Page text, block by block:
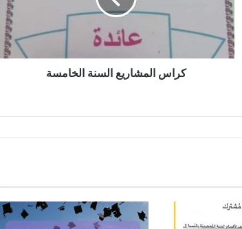
كراس المشاريع السنة الخامسة